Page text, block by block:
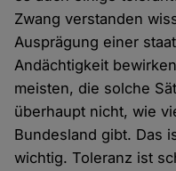
Zwang verstanden
Ausprägung einer
Andächtigkeit
meisten, die solche
überhaupt nicht, wie
Bundesland gibt. Das
wichtig. Toleranz ist